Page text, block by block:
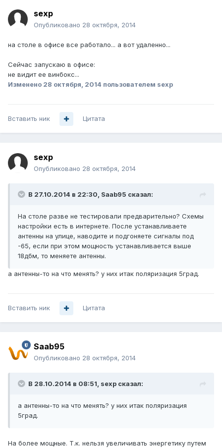
sexp
Опубликовано 28 октября, 2014
на столе в офисе все работало... а вот удаленно...
Сейчас запускаю в офисе:
не видит ее винбокс...
Изменено 28 октября, 2014 пользователем sexp
Вставить ник Цитата
sexp
Опубликовано 28 октября, 2014
В 27.10.2014 в 22:30, Saab95 сказал:
На столе разве не тестировали предварительно? Схемы
настройки есть в интернете. После устанавливаете
антенны на улице, наводите и подгоняете сигналы под
-65, если при этом мощность устанавливается выше
18дбм, то меняете антенны.
а антенны-то на что менять? у них итак поляризация 5град.
Вставить ник Цитата
Saab95
Опубликовано 28 октября, 2014
В 28.10.2014 в 08:51, sexp сказал:
а антенны-то на что менять? у них итак поляризация
5град.
На более мощные. Т.к. нельзя увеличивать энергетику путем